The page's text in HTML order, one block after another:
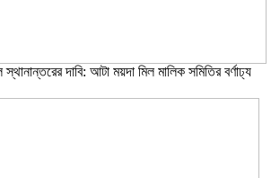
স্থানান্তরের দাবি: আটা ময়দা মিল মালিক সমিতির বর্ণাঢ্য